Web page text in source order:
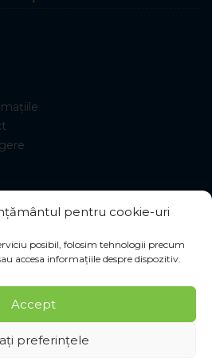
pentru cookie-uri
posibil, folosim tehnologii precum
accesa informațiile despre dispozitiv.
Accept
preferințele
s. r. o., toate drepturile